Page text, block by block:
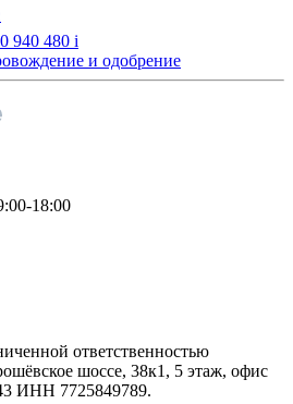
940 480 i
и одобрение
18:00
ответственностью
шоссе, 38к1, 5 этаж, офис
ИНН 7725849789.